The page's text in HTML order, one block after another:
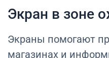
Экран в зоне
Экраны помогают
магазинах и